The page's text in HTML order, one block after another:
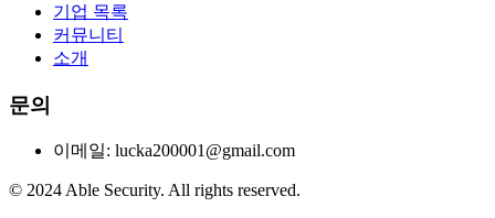
기업 목록
커뮤니티
소개
문의
이메일: lucka200001@gmail.com
© 2024 Able Security. All rights reserved.